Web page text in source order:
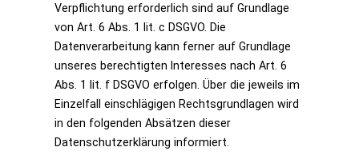
Verpflichtung erforderlich sind auf Grundlage
von Art. 6 Abs. 1 lit. c DSGVO. Die
Datenverarbeitung kann ferner auf Grundlage
unseres berechtigten Interesses nach Art. 6
Abs. 1 lit. f DSGVO erfolgen. Über die jeweils im
Einzelfall einschlägigen Rechtsgrundlagen wird
in den folgenden Absätzen dieser
Datenschutzerklärung informiert.